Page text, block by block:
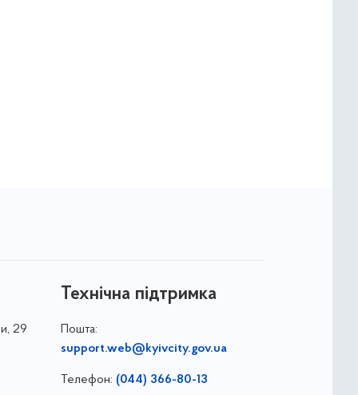
29
Технічна підтримка
Пошта:
support.web@kyivcity.gov.ua
Телефон: (044) 366-80-13